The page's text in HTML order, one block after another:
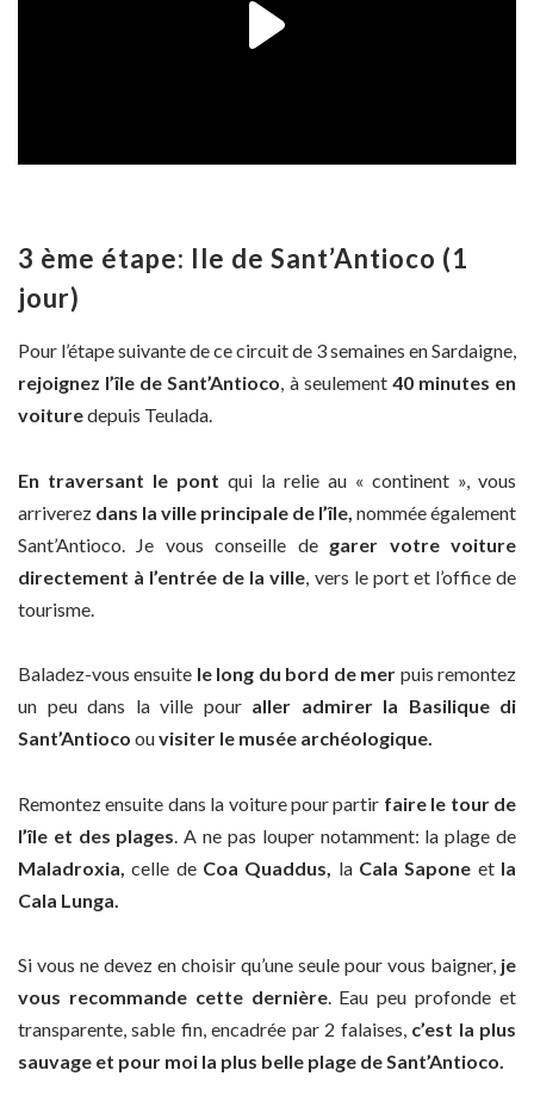
3 ème étape: Ile de Sant’Antioco (1
jour)
Pour l’étape suivante de ce circuit de 3 semaines en Sardaigne,
rejoignez l’île de Sant’Antioco, à seulement 40 minutes en
voituredepuis Teulada.
En traversant le pont qui la relie au « continent », vous
arriverez dans la ville principale de l’île, nommée également
Sant’Antioco. Je vous conseille de garer votre voiture
directement à l’entrée de la ville , vers le port et l’office de
tourisme.
Baladez-vous ensuite le long du bord de mer puis remontez
un peu dans la ville pour aller admirer la Basilique di
Sant’Antioco ouvisiter le musée archéologique.
Remontez ensuite dans la voiture pour partir faire le tour de
l’île et des plages . A ne pas louper notamment: la plage de
Maladroxia, celle de Coa Quaddus, la Cala Sapone et la
Cala Lunga.
Si vous ne devez en choisir qu’une seule pour vous baigner, je
vous recommande cette dernière. Eau peu profonde et
transparente, sable fin, encadrée par 2 falaises, c’est la plus
sauvage et pour moi la plus belle plage de Sant’Antioco.